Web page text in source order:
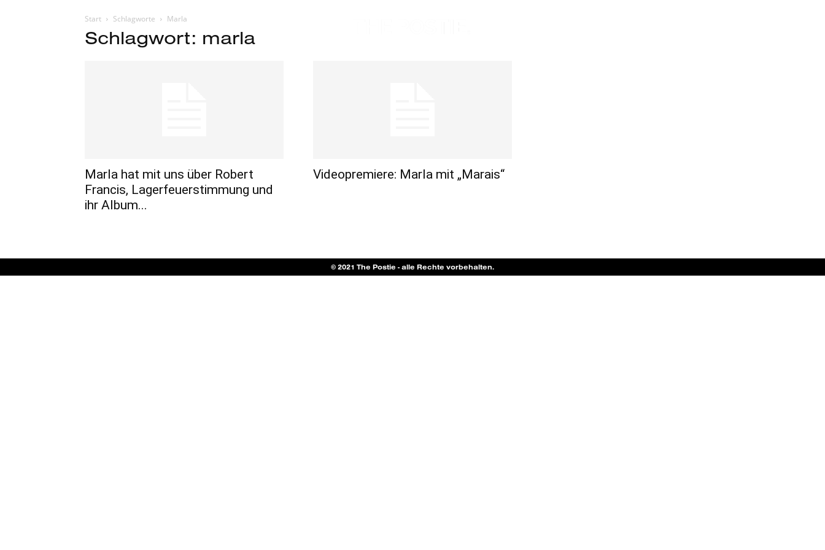
Start Schlagworte Marla
Schlagwort: marla
Marla hat mit uns über Robert
Francis, Lagerfeuerstimmung und
ihr Album...
Videopremiere: Marla mit „Marais“
© 2021 The Postie - alle Rechte vorbehalten.